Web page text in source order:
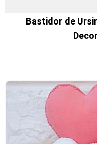
Bastidor de